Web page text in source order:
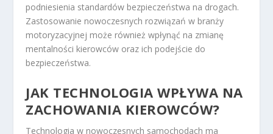
podniesienia standardów bezpieczeństwa na drogach.
Zastosowanie nowoczesnych rozwiązań w branży
motoryzacyjnej może również wpłynąć na zmianę
mentalności kierowców oraz ich podejście do
bezpieczeństwa.
JAK TECHNOLOGIA WPŁYWA NA
ZACHOWANIA KIEROWCÓW?
Technologia w nowoczesnych samochodach ma